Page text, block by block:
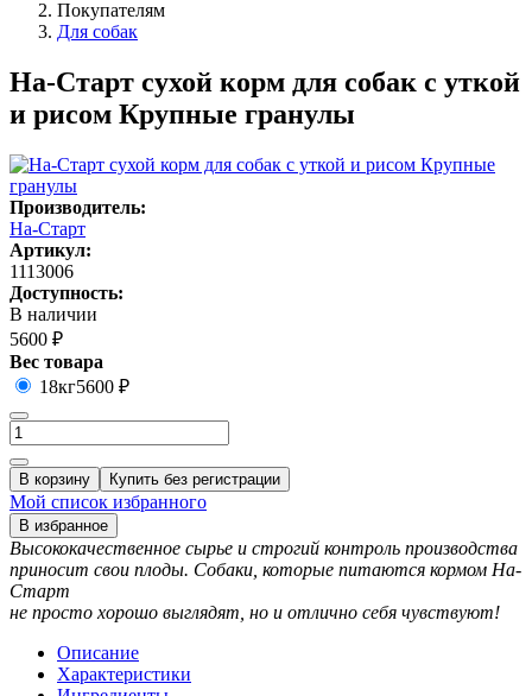
Покупателям
Для собак
На-Старт сухой корм для собак с уткой
и рисом Крупные гранулы
Производитель:
На-Старт
Артикул:
1113006
Доступность:
В наличии
5600 ₽
Вес товара
18кг5600 ₽
В корзину Купить без регистрации
Мой список избранного
В избранное
Высококачественное сырье и строгий контроль производства
приносит свои плоды. Собаки, которые питаются кормом На-
Старт
не просто хорошо выглядят, но и отлично себя чувствуют!
Описание
Характеристики